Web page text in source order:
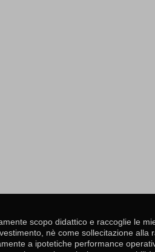
scopo didattico e raccoglie le
nè come sollecitazione
a ipotetiche performance